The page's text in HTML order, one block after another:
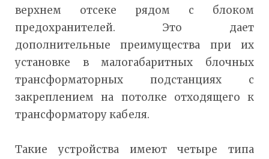
верхнем отсеке рядом с блоком
предохранителей. Это дает
дополнительные преимущества при их
установке в малогабаритных блочных
трансформаторных подстанциях с
закреплением на потолке отходящего к
трансформатору кабеля.
Такие устройства имеют четыре типа